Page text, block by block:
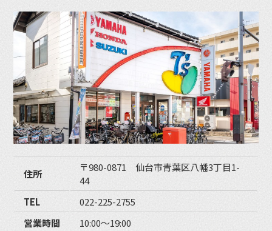
住所
〒980-0871 仙台市青葉区八幡3丁目1-
44
TEL
022-225-2755
営業時間
10:00〜19:00